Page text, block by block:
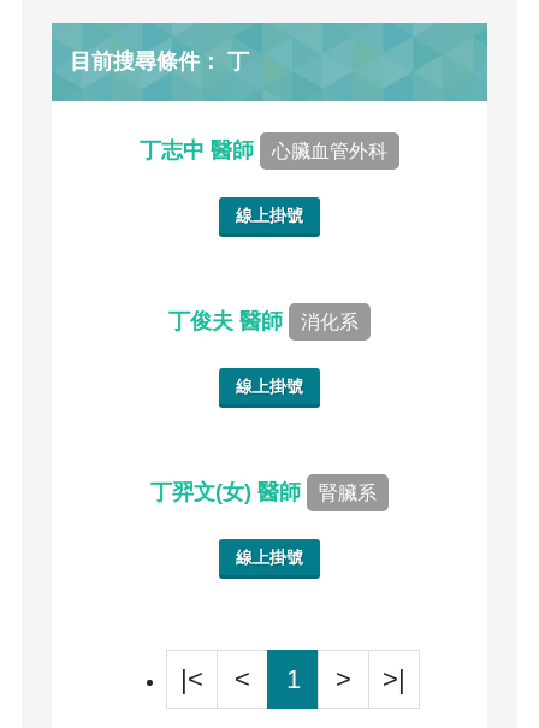
目前搜尋條件： 丁
丁志中 醫師 心臟血管外科
線上掛號
丁俊夫 醫師 消化系
線上掛號
丁羿文(女) 醫師 腎臟系
線上掛號
|< < 1 > >|